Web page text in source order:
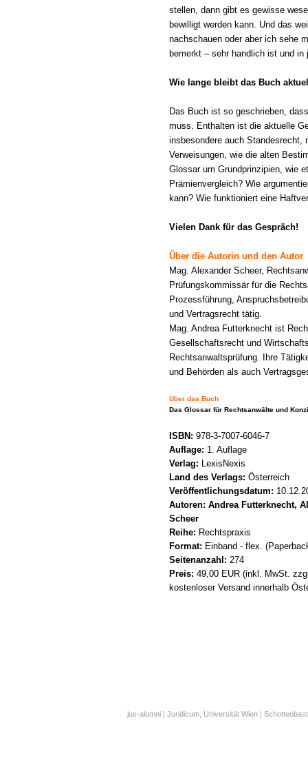
stellen, dann gibt es gewisse
bewilligt werden kann. Und das
nachschauen oder aber ich sehe
bemerkt – sehr handlich ist und
Wie lange bleibt das Buch
Das Buch ist so geschrieben,
muss. Enthalten ist die aktuelle
insbesondere auch Standesrecht,
Verweisungen, wie die alten
Glossar um Grundprinzipien, wie
Prämienvergleich? Wie
kann? Wie funktioniert eine
Vielen Dank für das Gespräch!
Über die Autorin und den Autor
Mag. Alexander Scheer,
Prüfungskommissär für die
Prozessführung,
und Vertragsrecht tätig.
Mag. Andrea Futterknecht ist
Gesellschaftsrecht und
Rechtsanwaltsprüfung. Ihre
und Behörden als auch
Über das Buch
Das Glossar für Rechtsanwälte und
ISBN: 978-3-7007-6046-7
Auflage: 1. Auflage
Verlag: LexisNexis
Land des Verlags: Österreich
Veröffentlichungsdatum:
Autoren: Andrea Futterknecht,
Scheer
Reihe: Rechtspraxis
Format: Einband - flex.
Seitenanzahl: 274
Preis: 49,00 EUR (inkl. MwSt.
kostenloser Versand innerhalb
jus-alumni | Juridicum, Universität Wien |